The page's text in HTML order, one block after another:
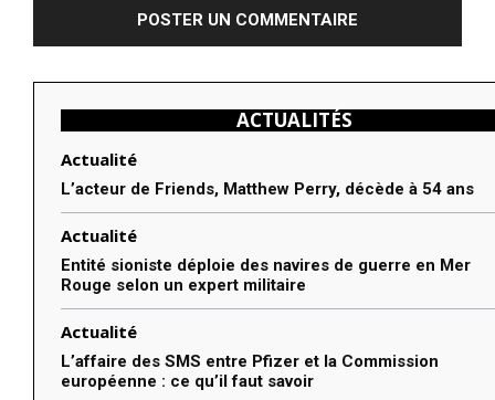
ACTUALITÉS
Actualité
L’acteur de Friends, Matthew Perry, décède à 54 ans
Actualité
Entité sioniste déploie des navires de guerre en Mer
Rouge selon un expert militaire
Actualité
L’affaire des SMS entre Pfizer et la Commission
européenne : ce qu’il faut savoir